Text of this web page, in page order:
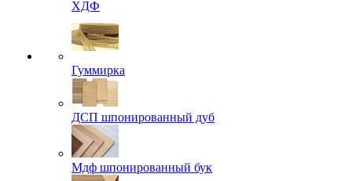
ХДФ
Гуммирка
ДСП шпонированный дуб
Мдф шпонированный бук